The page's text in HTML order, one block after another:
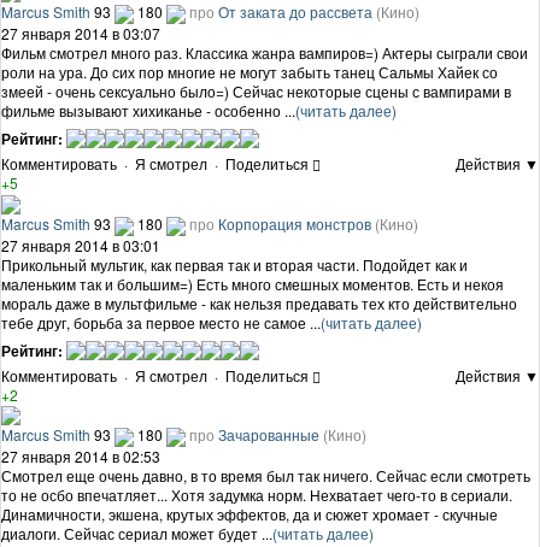
Marcus Smith 93 180 про От заката до рассвета (Кино)
27 января 2014 в 03:07
Фильм смотрел много раз. Классика жанра вампиров=) Актеры сыграли свои
роли на ура. До сих пор многие не могут забыть танец Сальмы Хайек со
змеей - очень сексуально было=) Сейчас некоторые сцены с вампирами в
фильме вызывают хихиканье - особенно ...(читать далее)
Рейтинг:
Комментировать · Я смотрел · Поделиться
Действия ▼
+5
Marcus Smith 93 180 про Корпорация монстров (Кино)
27 января 2014 в 03:01
Прикольный мультик, как первая так и вторая части. Подойдет как и
маленьким так и большим=) Есть много смешных моментов. Есть и некоя
мораль даже в мультфильме - как нельзя предавать тех кто действительно
тебе друг, борьба за первое место не самое ...(читать далее)
Рейтинг:
Комментировать · Я смотрел · Поделиться
Действия ▼
+2
Marcus Smith 93 180 про Зачарованные (Кино)
27 января 2014 в 02:53
Смотрел еще очень давно, в то время был так ничего. Сейчас если смотреть
то не осбо впечатляет... Хотя задумка норм. Нехватает чего-то в сериали.
Динамичности, экшена, крутых эффектов, да и сюжет хромает - скучные
диалоги. Сейчас сериал может будет ...(читать далее)